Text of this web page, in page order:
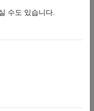
수도 있습니다.